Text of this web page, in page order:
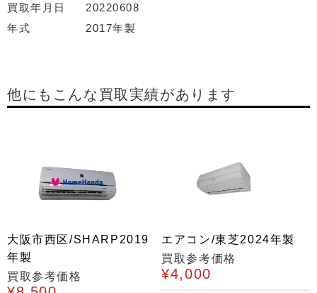
買取年月日
20220608
年式
2017年製
他にもこんな買取実績があります
大阪市西区/SHARP2019
年製
買取参考価格
エアコン/東芝2024年製
買取参考価格
¥4,000